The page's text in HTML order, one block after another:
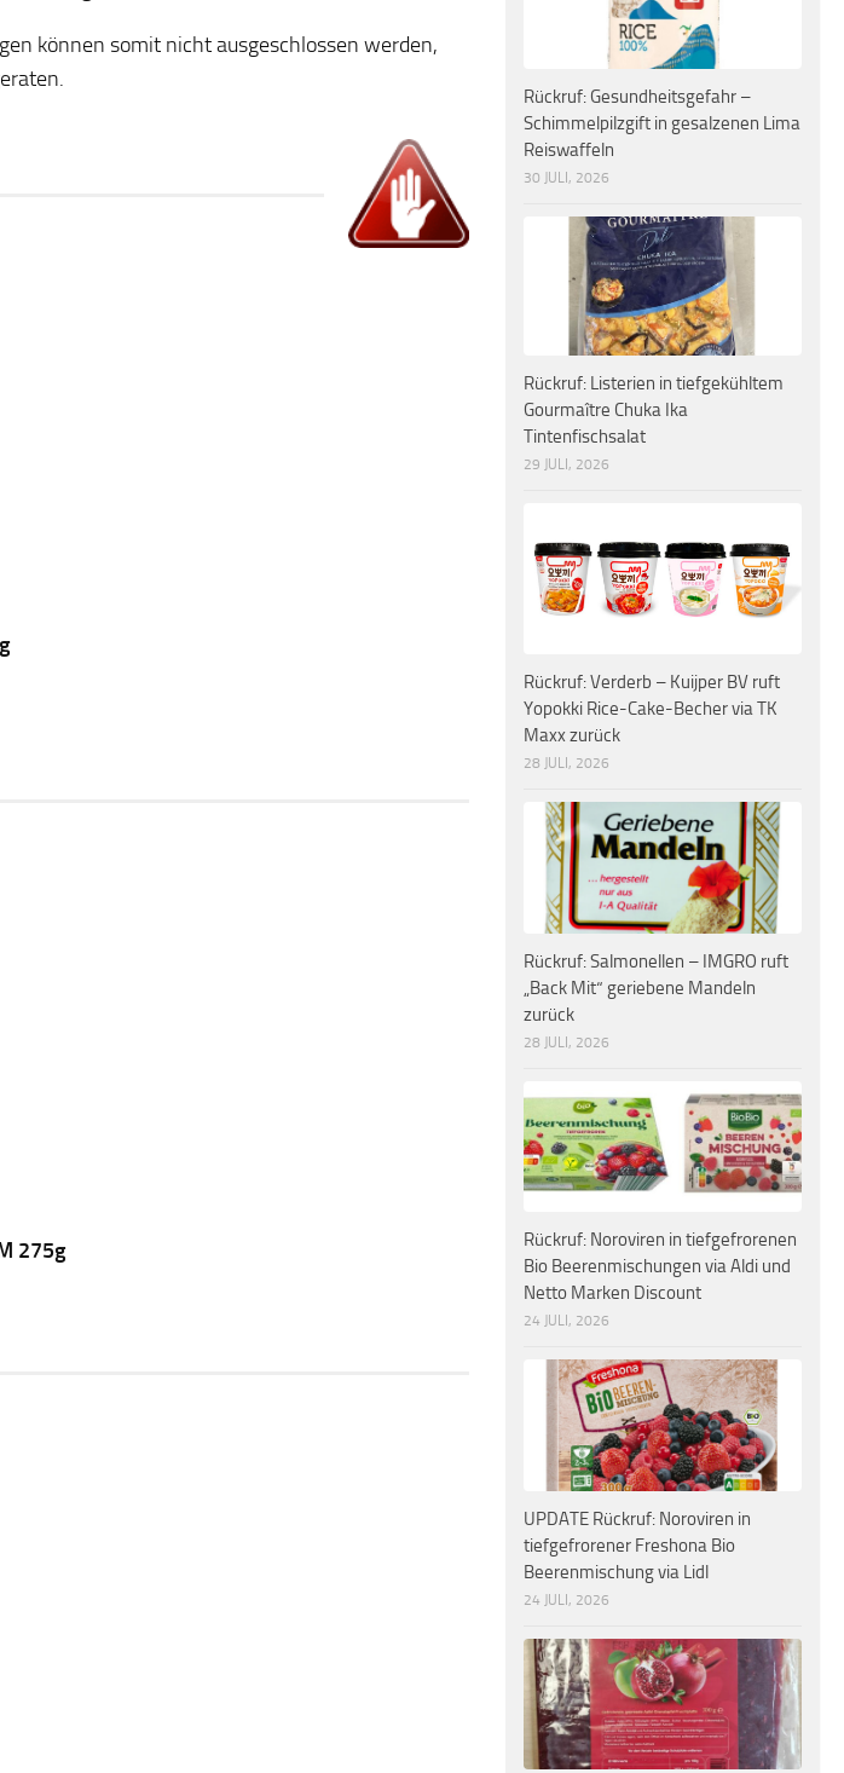
können somit nicht ausgeschlossen werden,
275g
Rückruf: Gesundheitsgefahr –
Schimmelpilzgift in gesalzenen Lima
Reiswaffeln
30 JULI, 2026
Rückruf: Listerien in tiefgekühltem
Gourmaître Chuka Ika
Tintenfischsalat
29 JULI, 2026
Rückruf: Verderb – Kuijper BV ruft
Yopokki Rice-Cake-Becher via TK
Maxx zurück
28 JULI, 2026
Rückruf: Salmonellen – IMGRO ruft
„Back Mit“ geriebene Mandeln
zurück
28 JULI, 2026
Rückruf: Noroviren in tiefgefrorenen
Bio Beerenmischungen via Aldi und
Netto Marken Discount
24 JULI, 2026
UPDATE Rückruf: Noroviren in
tiefgefrorener Freshona Bio
Beerenmischung via Lidl
24 JULI, 2026